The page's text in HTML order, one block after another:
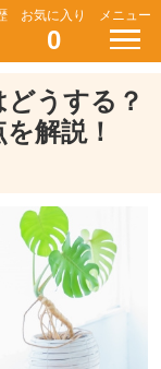
お気に入り
0
メニュー
うする？
解説！